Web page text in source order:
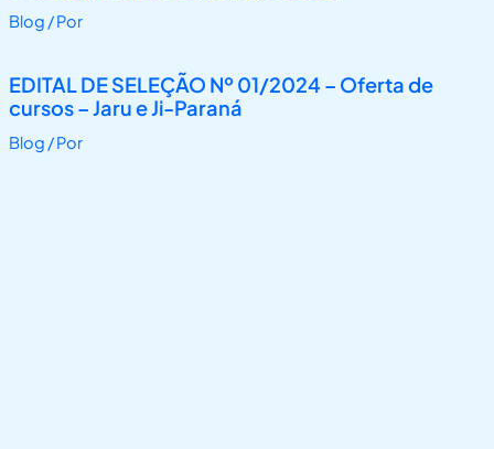
Blog / Por
EDITAL DE SELEÇÃO Nº 01/2024 – Oferta de
cursos – Jaru e Ji-Paraná
Blog / Por